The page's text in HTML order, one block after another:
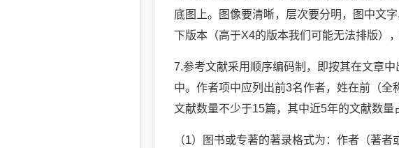
底图上。图像要清晰，层次要分明，图中文
下版本（高于X4的版本我们可能无法排版）
7.参考文献采用顺序编码制，即按其在文章
中。作者项中应列出前3名作者，姓在前（全
文献数量不少于15篇，其中近5年的文献数量
（1）图书或专著的著录格式为：作者（著